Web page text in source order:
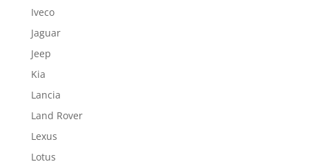
Iveco
Jaguar
Jeep
Kia
Lancia
Land Rover
Lexus
Lotus